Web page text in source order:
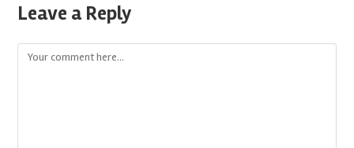
Leave a Reply